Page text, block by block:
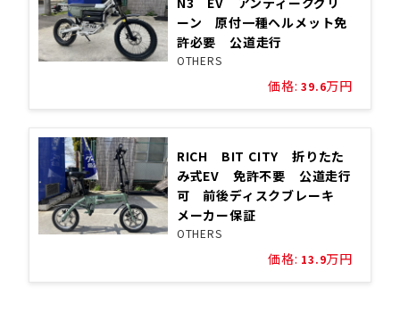
ーン 原付一種ヘルメット免
許必要 公道走行
OTHERS
価格: 39.6万円
RICH BIT CITY 折りたた
み式EV 免許不要 公道走行
可 前後ディスクブレーキ
メーカー保証
OTHERS
価格: 13.9万円